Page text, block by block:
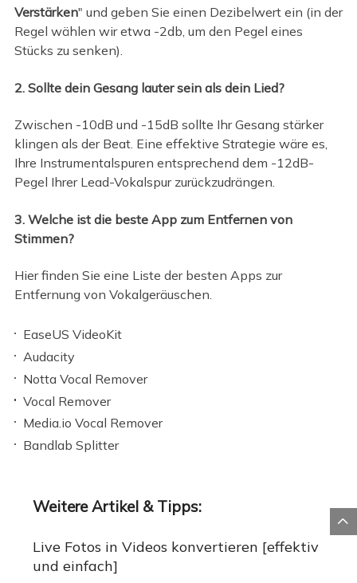
Verstärken" und geben Sie einen Dezibelwert ein (in der
Regel wählen wir etwa -2db, um den Pegel eines
Stücks zu senken).
2. Sollte dein Gesang lauter sein als dein Lied?
Zwischen -10dB und -15dB sollte Ihr Gesang stärker
klingen als der Beat. Eine effektive Strategie wäre es,
Ihre Instrumentalspuren entsprechend dem -12dB-
Pegel Ihrer Lead-Vokalspur zurückzudrängen.
3. Welche ist die beste App zum Entfernen von
Stimmen?
Hier finden Sie eine Liste der besten Apps zur
Entfernung von Vokalgeräuschen.
EaseUS VideoKit
Audacity
Notta Vocal Remover
Vocal Remover
Media.io Vocal Remover
Bandlab Splitter
Weitere Artikel & Tipps:
Live Fotos in Videos konvertieren [effektiv
und einfach]
